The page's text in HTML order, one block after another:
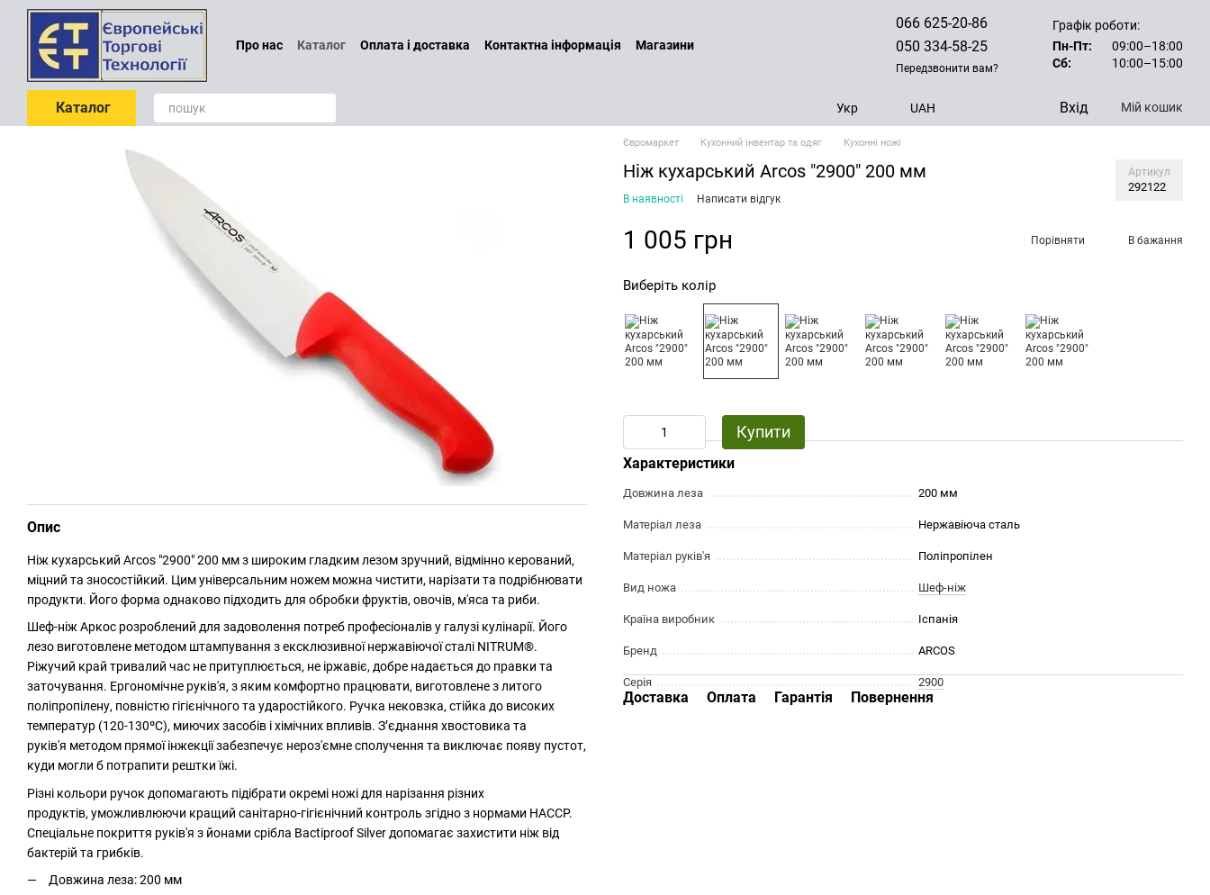
Перейти до основного контенту
Про нас Каталог Оплата і доставка Контактна інформація
Магазини
066 625-20-86
050 334-58-25
Передзвонити вам?
Графік роботи:
Пн-Пт:
09:00–18:00
Сб:
10:00–15:00
Каталог Укр UAH Вхід Мій кошик
Опис
Ніж кухарський Arcos "2900" 200 мм з широким гладким лезом зручний, відмінно керований,
міцний та зносостійкий. Цим універсальним ножем можна чистити, нарізати та подрібнювати
продукти. Його форма однаково підходить для обробки фруктів, овочів, м'яса та риби.
Шеф-ніж Аркос розроблений для задоволення потреб професіоналів у галузі кулінарії. Його
лезо виготовлене методом штампування з ексклюзивної нержавіючої сталі NITRUM®.
Ріжучий край тривалий час не притуплюється, не іржавіє, добре надається до правки та
заточування. Ергономічне руків'я, з яким комфортно працювати, виготовлене з литого
поліпропілену, повністю гігієнічного та ударостійкого. Ручка нековзка, стійка до високих
температур (120-130ºC), миючих засобів і хімічних впливів. З’єднання хвостовика та
руків'я методом прямої інжекції забезпечує нероз'ємне сполучення та виключає появу пустот,
куди могли б потрапити рештки їжі.
Різні кольори ручок допомагають підібрати окремі ножі для нарізання різних
продуктів, уможливлюючи кращий санітарно-гігієнічний контроль згідно з нормами HACCP.
Спеціальне покриття руків'я з йонами срібла Bactiproof Silver допомагає захистити ніж від
бактерій та грибків.
Довжина леза: 200 мм
Євромаркет Кухонний інвентар та одяг Кухонні ножі
Ніж кухарський Arcos "2900" 200 мм Артикул
292122
В наявності Написати відгук
1 005 грн Порівняти В бажання
Виберіть колір
Купити
Характеристики
Довжина леза 200 мм
Матеріал леза Нержавіюча сталь
Матеріал руків'я Поліпропілен
Вид ножа Шеф-ніж
Країна виробник Іспанія
Бренд ARCOS
Серія 2900
Доставка Оплата Гарантія Повернення